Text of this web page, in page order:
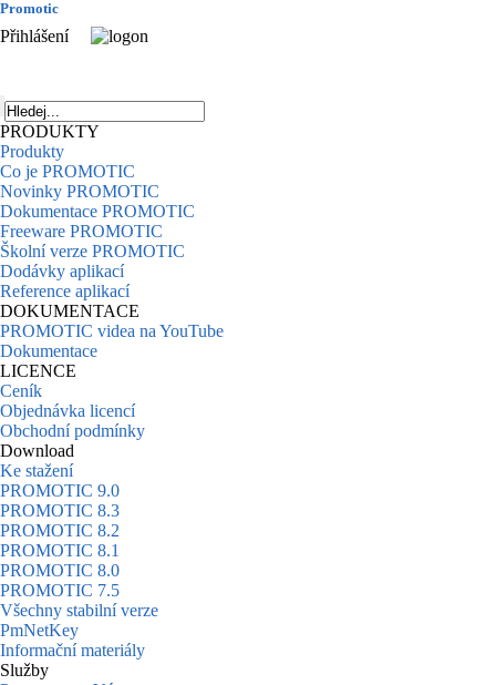
Promotic
Přihlášení
PRODUKTY
Produkty
Co je PROMOTIC
Novinky PROMOTIC
Dokumentace PROMOTIC
Freeware PROMOTIC
Školní verze PROMOTIC
Dodávky aplikací
Reference aplikací
DOKUMENTACE
PROMOTIC videa na YouTube
Dokumentace
LICENCE
Ceník
Objednávka licencí
Obchodní podmínky
Download
Ke stažení
PROMOTIC 9.0
PROMOTIC 8.3
PROMOTIC 8.2
PROMOTIC 8.1
PROMOTIC 8.0
PROMOTIC 7.5
Všechny stabilní verze
PmNetKey
Informační materiály
Služby